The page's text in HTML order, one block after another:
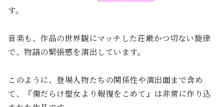
す。
音楽も、作品の世界観にマッチした荘厳かつ切ない旋律
で、物語の緊張感を演出しています。
このように、登場人物たちの関係性や演出面まで含め
て、『傷だらけ聖女より報復をこめて』は非常に作り込